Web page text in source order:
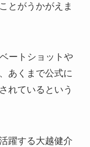
とがうかがえま
ートショットや
あくまで公式に
れているという
躍する大越健介